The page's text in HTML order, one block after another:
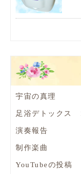
宇宙の真理
足浴デトックス
演奏報告
制作楽曲
YouTubeの投稿